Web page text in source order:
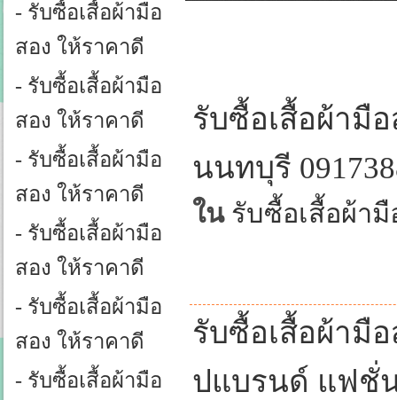
- รับซื้อเสื้อผ้ามือ
สอง ให้ราคาดี
- รับซื้อเสื้อผ้ามือ
สอง ให้ราคาดี
- รับซื้อเสื้อผ้ามือ
สอง ให้ราคาดี
- รับซื้อเสื้อผ้ามือ
สอง ให้ราคาดี
- รับซื้อเสื้อผ้ามือ
สอง ให้ราคาดี
- รับซื้อเสื้อผ้ามือ
รับซื้อเสื้อผ้ามื
นนทบุรี
ใน รับซื้อเสื้อผ้า
รับซื้อเสื้อผ้ามื
ปแบรนด์ แฟชั่